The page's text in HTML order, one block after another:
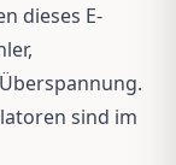
dieses E-
sind im